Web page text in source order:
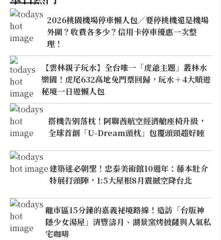
2026桃園機場停車懶人包／要停桃機還是機場
外圍？收費各多少？信用卡停車優惠一次整
理！
【雲林親子玩水】全台唯一「虎爺主題」叢林水
樂園！虎尾632高地免門票回歸，玩水＋4大順遊
秘境一日遊懶人包
搭機告別落枕！阿聯酋航空經濟艙座椅升級，
全球首創「U-Dream頭枕」包覆頭頸超好睡
建築迷必朝聖！忠泰美術館10週年：藤本壯介
特展打頭陣，1:5大屋根8月震撼空降台北
離市區15分鐘的嘉義祕境路線！造訪「台版神
隱少女湯屋」清豐濤月、湖景窯烤披薩與人氣私
宅咖啡